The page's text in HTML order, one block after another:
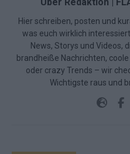
Hier schreiben, posten und
was euch wirklich
News, Storys und Videos,
brandheiße Nachrichten,
oder crazy Trends – wir
Wichtigste raus und